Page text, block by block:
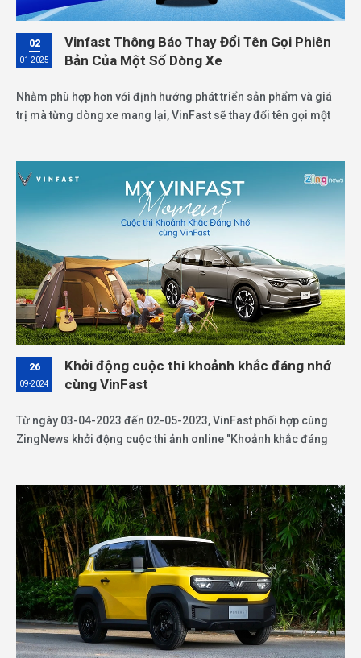
02
01-2025
Vinfast Thông Báo Thay Đổi Tên Gọi Phiên
Bản Của Một Số Dòng Xe
Nhằm phù hợp hơn với định hướng phát triển sản phẩm và giá
trị mà từng dòng xe mang lại, VinFast sẽ thay đổi tên gọi một
Lux, VinFast VF 8 Lux Plus, VinFast VF e34.
26
09-2024
Khởi động cuộc thi khoảnh khắc đáng nhớ
cùng VinFast
Từ ngày 03-04-2023 đến 02-05-2023, VinFast phối hợp cùng
ZingNews khởi động cuộc thi ảnh online "Khoảnh khắc đáng